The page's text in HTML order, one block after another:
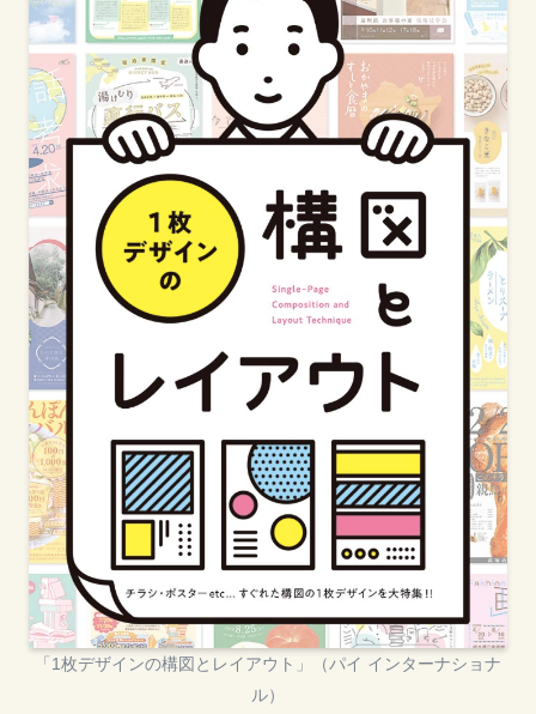
「1枚デザインの構図とレイアウト」（パイ インターナショナ
ル）